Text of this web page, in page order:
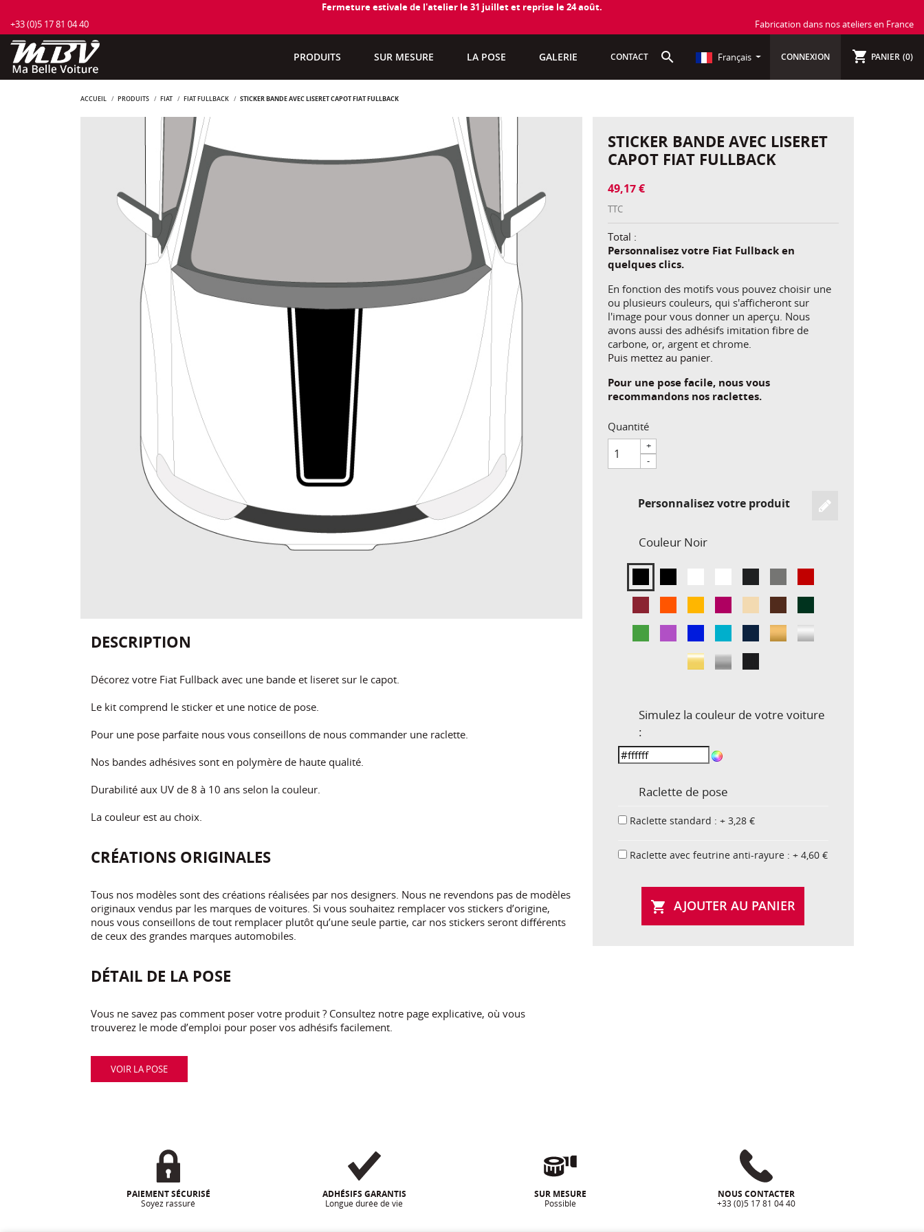
Fermeture estivale de l'atelier le 31 juillet et reprise le 24 août.
+33 (0)5 17 81 04 40
Fabrication dans nos ateliers en France
PRODUITS SUR MESURE LA POSE GALERIE CONTACT search Français CONNEXION shopping_cart PANIER (0)
ACCUEIL PRODUITS FIAT FIAT FULLBACK STICKER BANDE AVEC LISERET CAPOT FIAT FULLBACK
DESCRIPTION
Décorez votre Fiat Fullback avec une bande et liseret sur le capot.
Le kit comprend le sticker et une notice de pose.
Pour une pose parfaite nous vous conseillons de nous commander une raclette.
Nos bandes adhésives sont en polymère de haute qualité.
Durabilité aux UV de 8 à 10 ans selon la couleur.
La couleur est au choix.
CRÉATIONS ORIGINALES
Tous nos modèles sont des créations réalisées par nos designers. Nous ne revendons pas de modèles
originaux vendus par les marques de voitures. Si vous souhaitez remplacer vos stickers d’origine,
nous vous conseillons de tout remplacer plutôt qu’une seule partie, car nos stickers seront différents
de ceux des grandes marques automobiles.
DÉTAIL DE LA POSE
Vous ne savez pas comment poser votre produit ? Consultez notre page explicative, où vous
trouverez le mode d’emploi pour poser vos adhésifs facilement.
VOIR LA POSE
STICKER BANDE AVEC LISERET
CAPOT FIAT FULLBACK
49,17 €
TTC
Total :
Personnalisez votre Fiat Fullback en
quelques clics.
En fonction des motifs vous pouvez choisir une
ou plusieurs couleurs, qui s'afficheront sur
l'image pour vous donner un aperçu. Nous
avons aussi des adhésifs imitation fibre de
carbone, or, argent et chrome.
Puis mettez au panier.
Pour une pose facile, nous vous
recommandons nos raclettes.
Quantité
+
-
Personnalisez votre produit
Couleur Noir
Simulez la couleur de votre voiture
:
Raclette de pose
Raclette standard : + 3,28 €
Raclette avec feutrine anti-rayure : + 4,60 €
 AJOUTER AU PANIER
PAIEMENT SÉCURISÉ
Soyez rassuré
ADHÉSIFS GARANTIS
Longue durée de vie
SUR MESURE
Possible
NOUS CONTACTER
+33 (0)5 17 81 04 40